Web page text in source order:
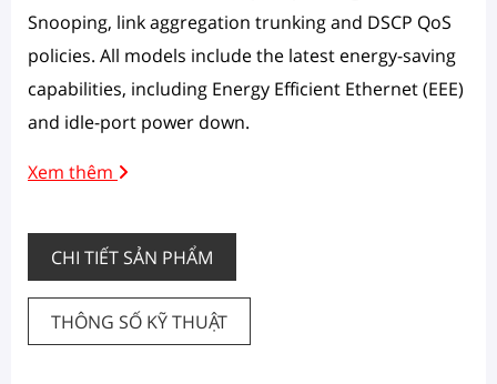
Snooping, link aggregation trunking and DSCP QoS
policies. All models include the latest energy-saving
capabilities, including Energy Efficient Ethernet (EEE)
and idle-port power down.
Xem thêm
CHI TIẾT SẢN PHẨM
THÔNG SỐ KỸ THUẬT